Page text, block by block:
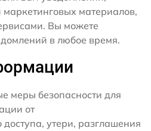
маркетинговых материалов,
Вы можете
в любое время.
меры безопасности для
от
утери, разглашения